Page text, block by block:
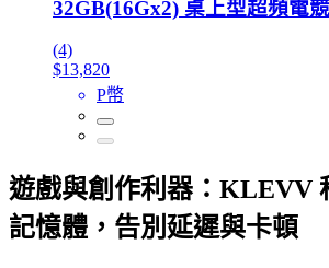
32GB(16Gx2) 桌上型超頻電
(4)
$13,820
P幣
遊戲與創作利器：KLEVV
記憶體，告別延遲與卡頓